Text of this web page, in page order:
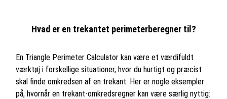
Hvad er en trekantet perimeterberegner til?
En Triangle Perimeter Calculator kan være et værdifuldt
værktøj i forskellige situationer, hvor du hurtigt og præcist
skal finde omkredsen af en trekant. Her er nogle eksempler
på, hvornår en trekant-omkredsregner kan være særlig nyttig: